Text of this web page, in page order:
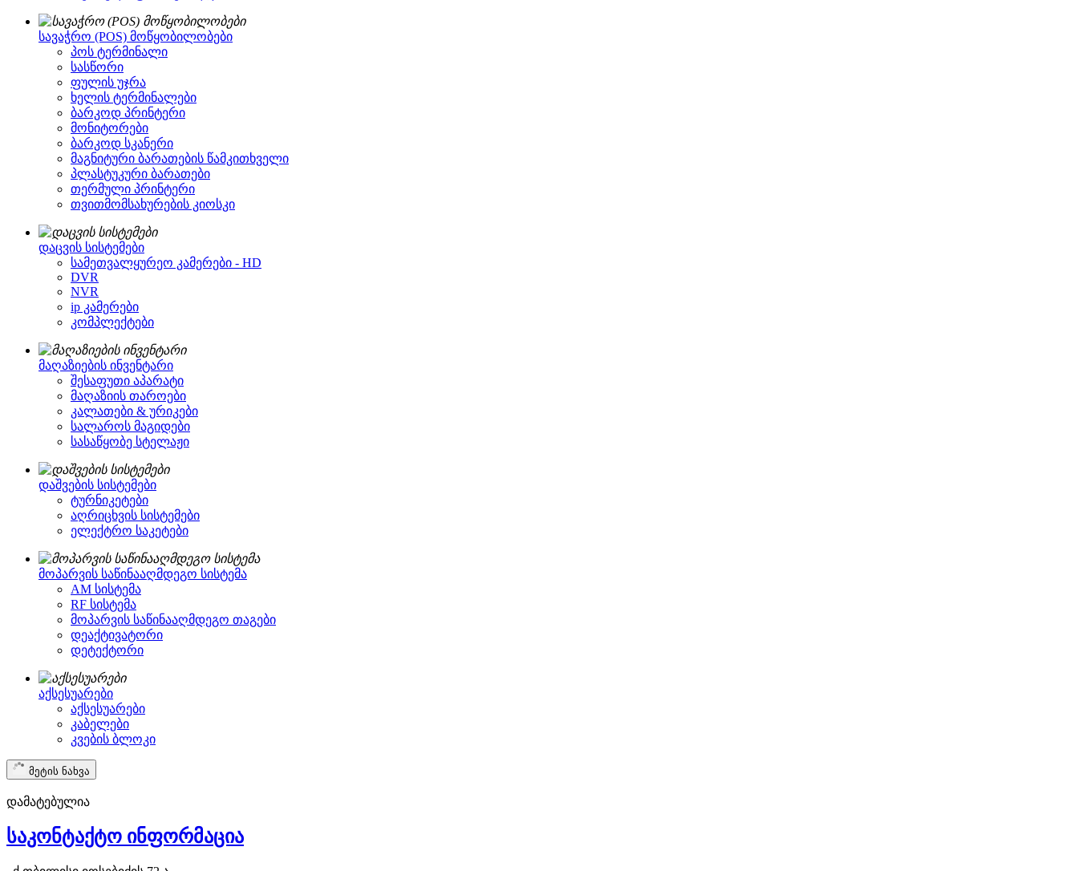
სავაჭრო (POS) მოწყობილობები
პოს ტერმინალი
სასწორი
ფულის უჯრა
ხელის ტერმინალები
ბარკოდ პრინტერი
მონიტორები
ბარკოდ სკანერი
მაგნიტური ბარათების წამკითხველი
პლასტუკური ბარათები
თერმული პრინტერი
თვითმომსახურების კიოსკი
დაცვის სისტემები
სამეთვალყურეო კამერები - HD
DVR
NVR
ip კამერები
კომპლექტები
მაღაზიების ინვენტარი
შესაფუთი აპარატი
მაღაზიის თაროები
კალათები & ურიკები
სალაროს მაგიდები
სასაწყობე სტელაჟი
დაშვების სისტემები
ტურნიკეტები
აღრიცხვის სისტემები
ელექტრო საკეტები
მოპარვის საწინააღმდეგო სისტემა
AM სისტემა
RF სისტემა
მოპარვის საწინააღმდეგო თაგები
დეაქტივატორი
დეტექტორი
აქსესუარები
აქსესუარები
კაბელები
კვების ბლოკი
მეტის ნახვა
დამატებულია
საკონტაქტო ინფორმაცია